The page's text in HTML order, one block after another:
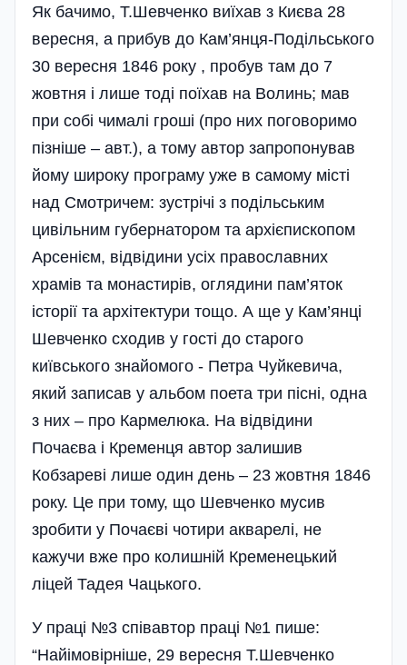
Як бачимо, Т.Шевченко виїхав з Києва 28
вересня, а прибув до Кам’янця-Подільського
30 вересня 1846 року , пробув там до 7
жовтня і лише тоді поїхав на Волинь; мав
при собі чималі гроші (про них поговоримо
пізніше – авт.), а тому автор запропонував
йому широку програму уже в самому місті
над Смотричем: зустрічі з подільським
цивільним губернатором та архієпископом
Арсенієм, відвідини усіх православних
храмів та монастирів, оглядини пам’яток
історії та архітектури тощо. А ще у Кам’янці
Шевченко сходив у гості до старого
київського знайомого - Петра Чуйкевича,
який записав у альбом поета три пісні, одна
з них – про Кармелюка. На відвідини
Почаєва і Кременця автор залишив
Кобзареві лише один день – 23 жовтня 1846
року. Це при тому, що Шевченко мусив
зробити у Почаєві чотири акварелі, не
кажучи вже про колишній Кременецький
ліцей Тадея Чацького.
У праці №3 співавтор праці №1 пише:
“Найімовірніше, 29 вересня Т.Шевченко